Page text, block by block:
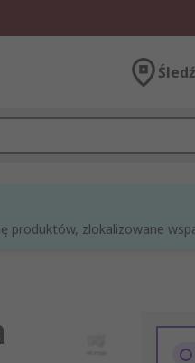
produktów, zlokalizowane